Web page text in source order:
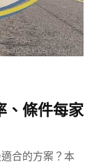
、條件每家
合的方案？本